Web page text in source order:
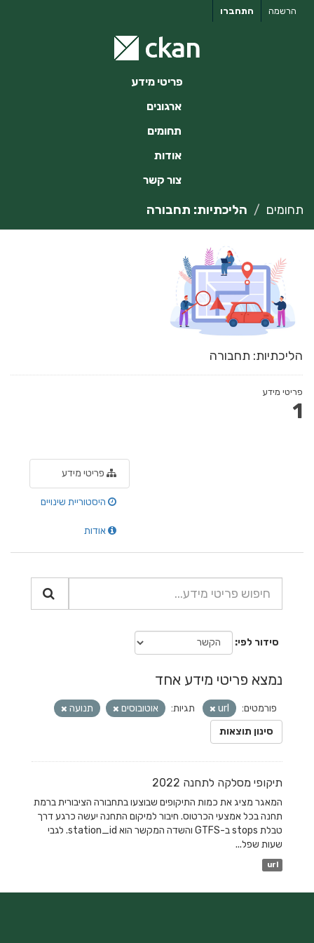
התחברו הרשמה
פריטי מידע
ארגונים
תחומים
אודות
צור קשר
תחומים הליכתיות: תחבורה
הליכתיות: תחבורה
פריטי מידע
1
פריטי מידע
היסטוריית שינויים
אודות
סידור לפי
נמצא פריטי מידע אחד
פורמטים: url תגיות: אוטובוסים
תנועה
סינון תוצאות
תיקופי מסלקה לתחנה 2022
המאגר מציג את כמות התיקופים שבוצעו בתחבורה הציבורית ברמת
תחנה בכל אמצעי הכרטוס. חיבור למיקום התחנה יעשה כרגע דרך
טבלת stops ב-GTFS והשדה המקשר הוא station_id. לגבי
שעות שפל...
url